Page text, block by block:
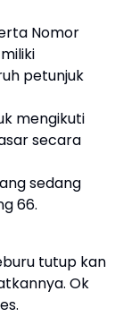
Nomor
petunjuk
mengikuti
secara
sedang
66.
tutup kan
Ok